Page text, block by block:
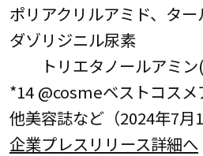
ポリアクリルアミド、タ
ダゾリジニル尿素
トリエタノールアミン
*14 @cosmeベストコス
他美容誌など（2024年7月1
企業プレスリリース詳細へ